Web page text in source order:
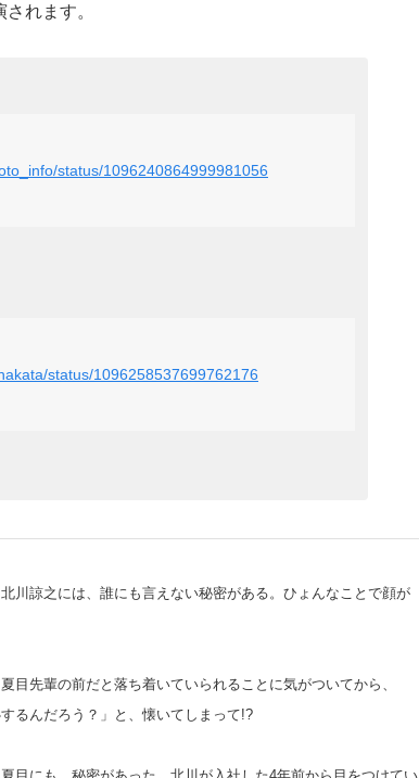
されます。
status/1096240864999981056
status/1096258537699762176
川諒之には、誰にも言えない秘密がある。ひょんなことで顔が
目先輩の前だと落ち着いていられることに気がついてから、
るんだろう？」と、懐いてしまって!?